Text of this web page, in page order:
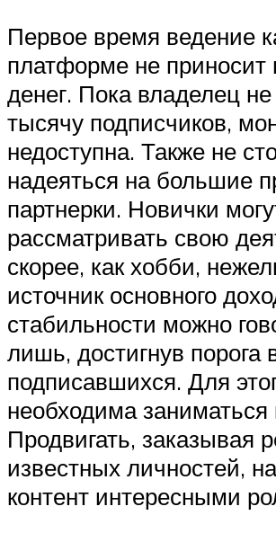
Первое время ведение
платформе не приносит
денег. Пока владелец
тысячу подписчиков,
недоступна. Также не
надеяться на большие
партнерки. Новички
рассматривать свою
скорее, как хобби,
источник основного
стабильности можно
лишь, достигнув порога
подписавшихся. Для
необходима заниматься
Продвигать, заказывая
известных личностей,
контент интересными